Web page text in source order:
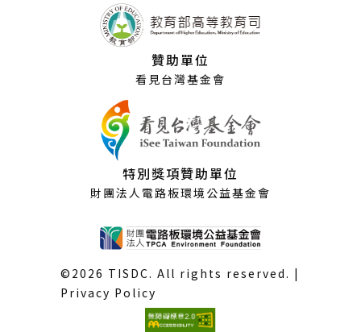
贊助單位
看見台灣基金會
特別獎項贊助單位
財團法人電路板環境公益基金會
©2026 TISDC. All rights reserved. |
Privacy Policy
(外